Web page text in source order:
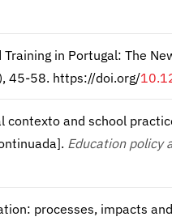
in Portugal: The
45-58. https://doi.org/
contexto and school
Education policy
processes, impacts